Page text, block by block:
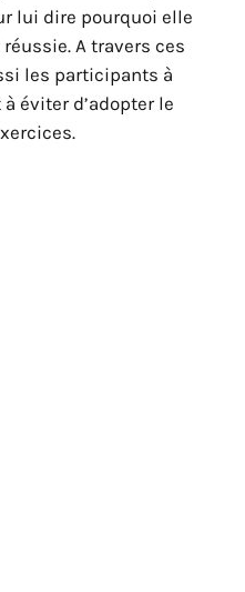
lui dire pourquoi elle
A travers ces
les participants à
éviter d’adopter le